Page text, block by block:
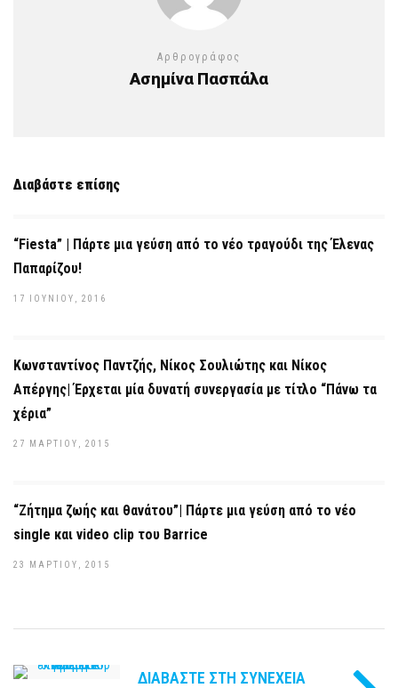
Αρθρογράφος
Ασημίνα Πασπάλα
Διαβάστε επίσης
“Fiesta” | Πάρτε μια γεύση από το νέο τραγούδι της Έλενας
Παπαρίζου!
17 ΙΟΥΝΊΟΥ, 2016
Κωνσταντίνος Παντζής, Νίκος Σουλιώτης και Νίκος
Απέργης| Έρχεται μία δυνατή συνεργασία με τίτλο “Πάνω τα
χέρια”
27 ΜΑΡΤΊΟΥ, 2015
“Ζήτημα ζωής και θανάτου”| Πάρτε μια γεύση από το νέο
single και video clip του Barrice
23 ΜΑΡΤΊΟΥ, 2015
ΔΙΑΒΆΣΤΕ ΣΤΗ ΣΥΝΈΧΕΙΑ